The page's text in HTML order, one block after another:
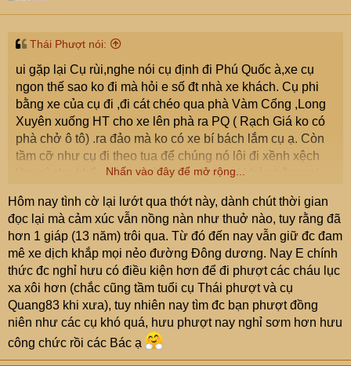
Thái Phượt nói:
ui gặp lại Cụ rùi,nghe nói cụ định đi Phú Quốc à,xe cụ
ngon thế sao ko đi mà hỏi e số đt nhà xe khách. Cụ phi
bằng xe của cụ đi ,đi cát chéo qua phà Vàm Cống ,Long
Xuyên xuống HT cho xe lên phà ra PQ ( Rạch Giá ko có
phà chở ô tô) .ra đảo mà ko có xe bí bách lắm cụ ạ. Còn
tầm cỡ như cụ đi theo tua để chúng nó lôi đi xềnh xệch
làm gì cho khổ.chúc cụ cùng gia đình vui khỏe trên mọi
Nhấn vào đây để mở rộng...
Hôm nay tình cờ lại lướt qua thớt này, dành chút thời gian
đọc lại mà cảm xúc vẫn nồng nàn như thuở nào, tuy rằng đã
hơn 1 giáp (13 năm) trôi qua. Từ đó đến nay vẫn giữ đc đam
mê xe dịch khắp mọi nẻo đường Đông dương. Nay E chính
thức đc nghỉ hưu có điều kiện hơn để đi phượt các cháu lục
xa xôi hơn (chắc cũng tầm tuổi cụ Thái phượt và cụ
Quang83 khi xưa), tuy nhiên nay tìm đc bạn phượt đồng
niên như các cụ khó quá, hưu phượt nay nghỉ sơm hơn hưu
công chức rồi các Bác ạ